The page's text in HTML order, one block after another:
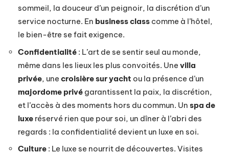
sommeil, la douceur d’un peignoir, la discrétion d’un
service nocturne. En business class comme à l’hôtel,
le bien-être se fait exigence.
Confidentialité : L’art de se sentir seul au monde,
même dans les lieux les plus convoités. Une villa
privée, une croisière sur yacht ou la présence d’un
majordome privé garantissent la paix, la discrétion,
et l’accès à des moments hors du commun. Un spa de
luxe réservé rien que pour soi, un dîner à l’abri des
regards : la confidentialité devient un luxe en soi.
Culture : Le luxe se nourrit de découvertes. Visites